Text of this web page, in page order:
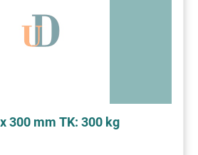
Möbelroller 600 x 300 mm TK: 300 kg